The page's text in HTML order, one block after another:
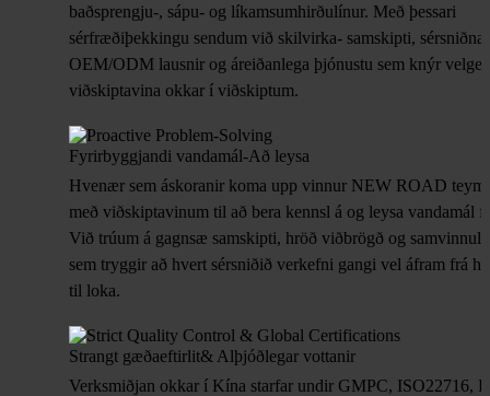
baðsprengju-, sápu- og líkamsumhirðulínur. Með þessari
sérfræðiþekkingu sendum við skilvirka- samskipti, sérsniðnar
OEM/ODM lausnir og áreiðanlega þjónustu sem knýr
viðskiptavina okkar í viðskiptum.
Fyrirbyggjandi vandamál-Að leysa
Hvenær sem áskoranir koma upp vinnur NEW ROAD
með viðskiptavinum til að bera kennsl á og leysa vandamál
Við trúum á gagnsæ samskipti, hröð viðbrögð og
sem tryggir að hvert sérsniðið verkefni gangi vel áfram frá
til loka.
Strangt gæðaeftirlit& Alþjóðlegar vottanir
Verksmiðjan okkar í Kína starfar undir GMPC, ISO22716,